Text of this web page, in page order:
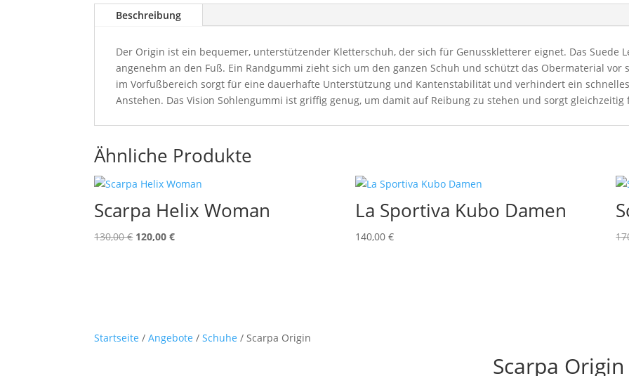
Beschreibung
Der Origin ist ein bequemer, unterstützender Kletterschuh, der sich für Genusskletterer eignet. Das Suede
angenehm an den Fuß. Ein Randgummi zieht sich um den ganzen Schuh und schützt das Obermaterial vor
im Vorfußbereich sorgt für eine dauerhafte Unterstützung und Kantenstabilität und verhindert ein
Anstehen. Das Vision Sohlengummi ist griffig genug, um damit auf Reibung zu stehen und sorgt
Ähnliche Produkte
Scarpa Helix Woman
130,00€ Ursprünglicher
120,00€Aktueller
La Sportiva Kubo Damen
140,00 €
Startseite /Angebote /Schuhe / Scarpa Origin
Scarpa Origin